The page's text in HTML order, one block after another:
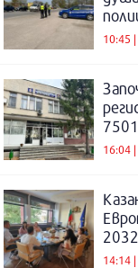
10:45
16:04
14:14